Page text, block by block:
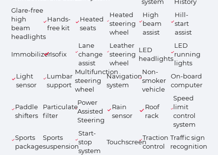
Glare-free
high
beam
headlights
Hands-
free kit
Heated
seats
Heated
steering
wheel
High
beam
assist
Hill-
start
assist
ImmobilizerIsofix
Lane
change
assist
Leather
steering
wheel
LED
headlights
LED
running
lights
Light
sensor
Lumbar
support
Multifunction
steering
wheel
Navigation
system
Non-
smoker
vehicle
On-board
computer
Paddle
shifters
Particulate
filter
Power
Assisted
Steering
Rain
sensor
Roof
rack
Speed
limit
control
system
Sports
package
Sports
suspension
Start-
stop
system
Touchscreen
Traction
control
Traffic sign
recognition